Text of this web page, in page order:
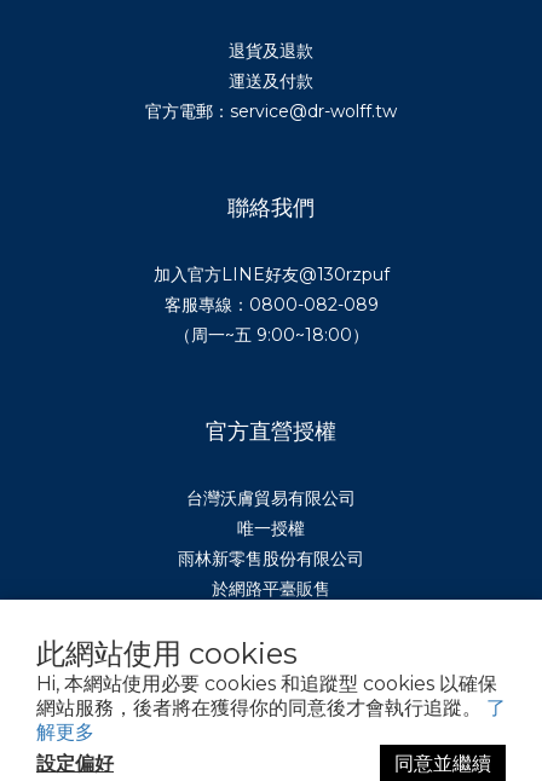
此網站使用 cookies
Hi, 本網站使用必要 cookies 和追蹤型 cookies 以確保
網站服務，後者將在獲得你的同意後才會執行追蹤。 了
解更多
設定偏好
同意並繼續
退貨及退款
運送及付款
官方電郵：service@dr-wolff.tw
聯絡我們
加入官方LINE好友@130rzpuf
客服專線：0800-082-089
（周一~五 9:00~18:00）
官方直營授權
台灣沃膚貿易有限公司
唯一授權
雨林新零售股份有限公司
於網路平臺販售
繁體中文